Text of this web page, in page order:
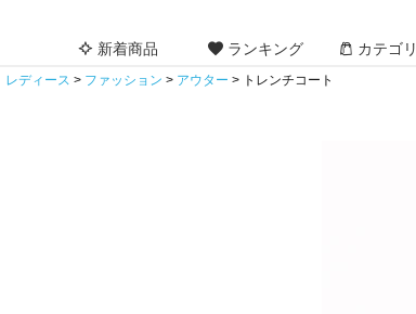
新着商品 ランキング カテゴリ
レディース ファッション アウター トレンチコート